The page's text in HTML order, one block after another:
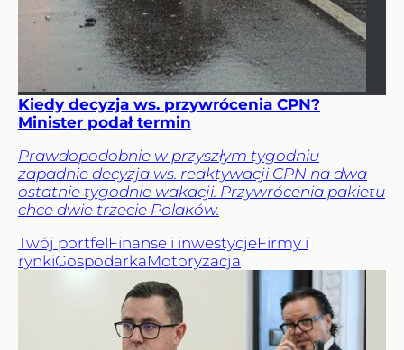
Kiedy decyzja ws. przywrócenia CPN?
Minister podał termin
Prawdopodobnie w przyszłym tygodniu
zapadnie decyzja ws. reaktywacji CPN na dwa
ostatnie tygodnie wakacji. Przywrócenia pakietu
chce dwie trzecie Polaków.
Twój portfelFinanse i inwestycjeFirmy i
rynkiGospodarkaMotoryzacja